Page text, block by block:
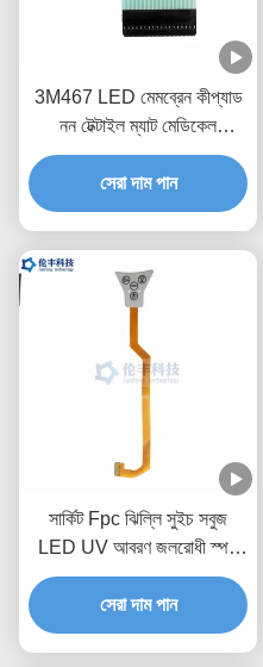
3M467 LED মেমব্রেন কীপ্যাড
নন টেক্টাইল ম্যাট মেডিকেল
ইকুইপমেন্ট
সেরা দাম পান
সার্কিট Fpc ঝিল্লি সুইচ সবুজ
LED UV আবরণ জলরোধী স্পর্শ
কীবোর্ড
সেরা দাম পান